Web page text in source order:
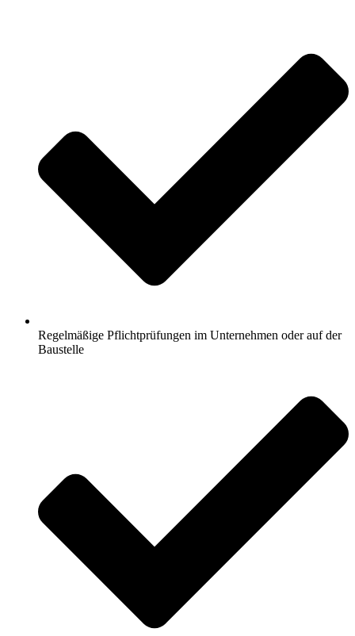
Regelmäßige Pflichtprüfungen im Unternehmen oder auf der
Baustelle